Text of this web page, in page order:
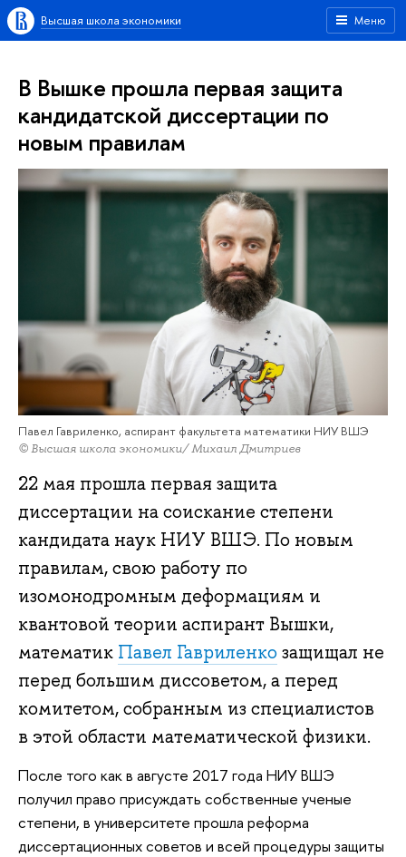
Меню
Высшая школа экономики
В Вышке прошла первая защита
кандидатской диссертации по
новым правилам
Павел Гавриленко, аспирант факультета математики НИУ ВШЭ
© Высшая школа экономики/ Михаил Дмитриев
22 мая прошла первая защита
диссертации на соискание степени
кандидата наук НИУ ВШЭ. По новым
правилам, свою работу по
изомонодромным деформациям и
квантовой теории аспирант Вышки,
математик Павел Гавриленкозащищал не
перед большим диссоветом, а перед
комитетом, собранным из специалистов
в этой области математической физики.
После того как в августе 2017 года НИУ ВШЭ
получил право присуждать собственные ученые
степени, в университете прошла реформа
диссертационных советов и всей процедуры защиты